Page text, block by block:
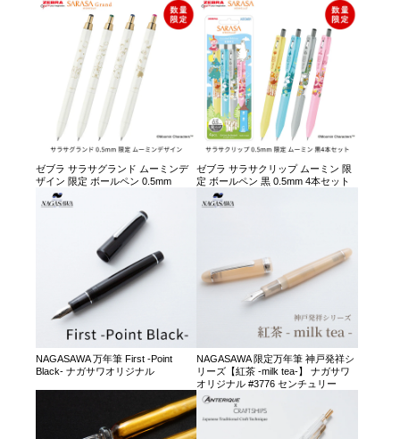
ゼブラ サラサグランド ムーミンデ
ザイン 限定 ボールペン 0.5mm
ゼブラ サラサクリップ ムーミン 限
定 ボールペン 黒 0.5mm 4本セット
NAGASAWA 万年筆 First -Point
Black- ナガサワオリジナル
NAGASAWA 限定万年筆 神戸発祥シ
リーズ【紅茶 -milk tea-】 ナガサワ
オリジナル #3776 センチュリー